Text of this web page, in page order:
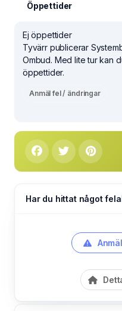
Öppettider
Ej öppettider
Tyvärr publicerar
Ombud. Med lite tur kan
öppettider.
Anmäl fel / ändringar
Har du hittat något